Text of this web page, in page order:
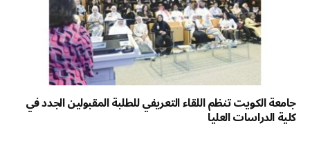
جامعة الكويت تنظم اللقاء التعريفي للطلبة المقبولين الجدد في
كلية الدراسات العليا